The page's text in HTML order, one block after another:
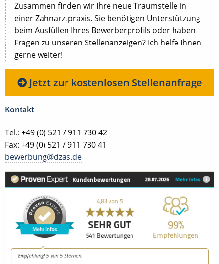
Zusammen finden wir Ihre neue Traumstelle in
einer Zahnarztpraxis. Sie benötigen Unterstützung
beim Ausfüllen Ihres Bewerberprofils oder haben
Fragen zu unseren Stellenanzeigen? Ich helfe Ihnen
gerne weiter!
Jetzt zur kostenlosen Stellenanfrage
Kontakt
Tel.: +49 (0) 521 / 911 730 42
Fax: +49 (0) 521 / 911 730 41
bewerbung@dzas.de